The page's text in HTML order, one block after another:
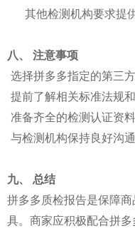
其他检测机构要求提
八、 注意事项
选择拼多多指定的第三
提前了解相关标准法规
准备齐全的检测认证资料
与检测机构保持良好沟
九、 总结
拼多多质检报告是保障
具。商家应积极配合拼